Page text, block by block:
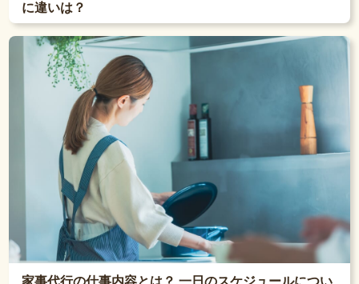
に違いは？